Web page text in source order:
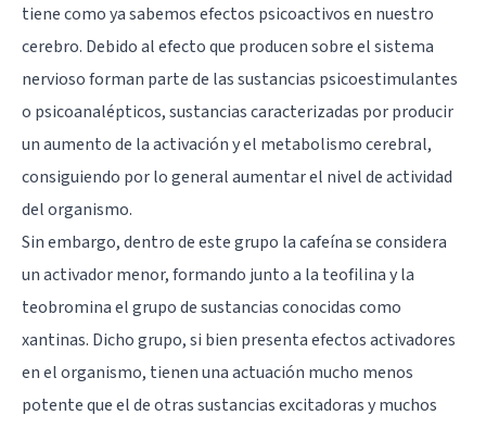
tiene como ya sabemos efectos psicoactivos en nuestro
cerebro. Debido al efecto que producen sobre el sistema
nervioso forman parte de las sustancias psicoestimulantes
o psicoanalépticos, sustancias caracterizadas por producir
un aumento de la activación y el metabolismo cerebral,
consiguiendo por lo general aumentar el nivel de actividad
del organismo.
Sin embargo, dentro de este grupo la cafeína se considera
un activador menor, formando junto a la teofilina y la
teobromina el grupo de sustancias conocidas como
xantinas. Dicho grupo, si bien presenta efectos activadores
en el organismo, tienen una actuación mucho menos
potente que el de otras sustancias excitadoras y muchos